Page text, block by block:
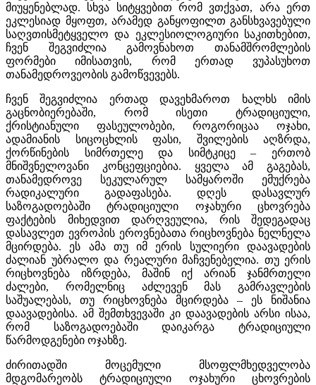
მიუყენებლად. სხვა სიტყვებით რომ ვთქვათ, არა ერთ
ეკლესიად მყოფთ, არამედ განყოფილთ განსხვავებული
საღვთისმეტყველო და ეკლესიოლოგიური საკითხებით,
ჩვენ შეგვიძლია გამოვნახოთ თანამშრომლების
ფორმები იმისათვის, რომ ერთად ვუპასუხოთ
თანამედროვეობის გამოწვევებს.
ჩვენ შეგვიძლია ერთად დავეხმაროთ ხალხს იმის
გაცნობიერებაში, რომ ისეთი ტრადიციული,
ქრისტიანული ფასეულობები, როგორიცაა ოჯახი,
ადამიანის სიცოცხლის ფასი, შვილების აღზრდა,
ქორწინების სიმრთელე და სიმტკიცე – ერთობ
მნიშვნელოვანი კონცეფციებია. ყველა ამ გაგებას,
თანამედროვე სეკულარულ სამყაროში ემუქრება
რადიკალური გადაფასება. დღეს დასავლურ
საზოგადოებაში ტრადიციული ოჯახური ცხოვრება
ფაქტების მიხედვით დარღვეულია, რის შედეგადაც
დასავლეთ ევროპის ეროვნებათა რიცხოვნება ნელნელა
მცირდება. ეს ამა თუ იმ ერის სულიერი დაავადების
ძალიან უბრალო და რეალური მაჩვენებელია. თუ ერის
რიცხოვნება იზრდება, მაშინ იქ არიან ჯანმრთელი
ძალები, რომელნიც აძლევენ მას გამრავლების
საშუალებას, თუ რიცხოვნება მცირდება – ეს ნიშანია
დაავადებისა. ამ შემთხვევაში კი დაავადების არსი ისაა,
რომ საზოგადოებაში დაიკარგა ტრადიციული
წარმოდგენები ოჯახზე.
ძირითადში მოცემული მსოფლმხედველობა
მდგომარეობს ტრადიციული ოჯახური ცხოვრების